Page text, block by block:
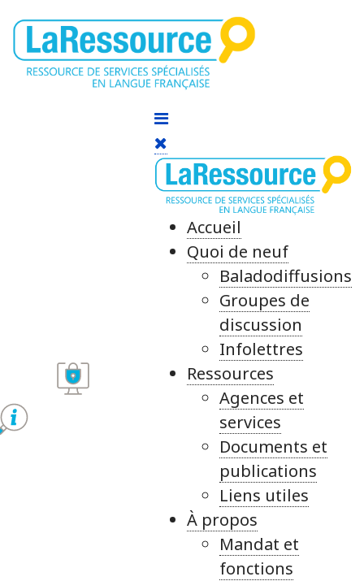
Accueil
Quoi de neuf
Baladodiffusions
Groupes de
discussion
Infolettres
Ressources
Agences et
services
Documents et
publications
Liens utiles
À propos
Mandat et
fonctions